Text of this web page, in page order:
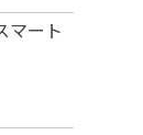
マート